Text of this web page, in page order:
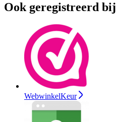
Ook geregistreerd bij
WebwinkelKeur